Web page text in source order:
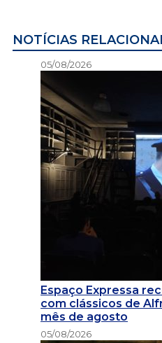
NOTÍCIAS
05/08/2026
Espaço Expressa
com clássicos de
mês de agosto
05/08/2026